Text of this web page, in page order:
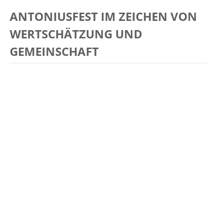
ANTONIUSFEST IM ZEICHEN VON
WERTSCHÄTZUNG UND
GEMEINSCHAFT